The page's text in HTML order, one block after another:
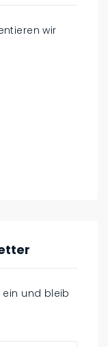
wir
und bleib